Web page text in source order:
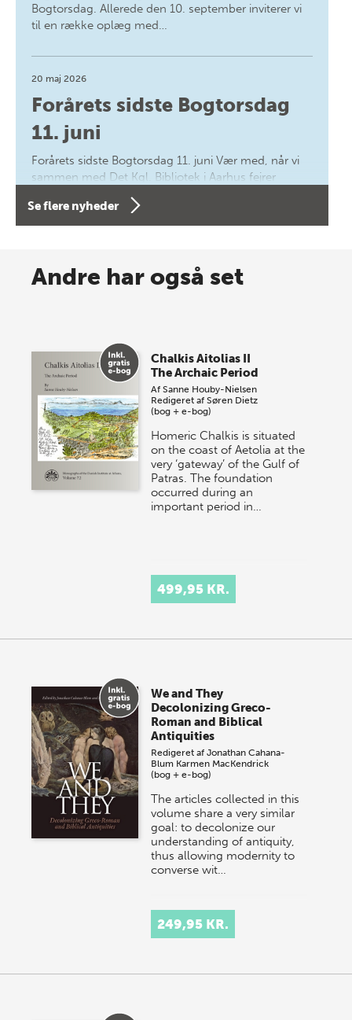
Bogtorsdag. Allerede den 10. september inviterer vi
til en række oplæg med…
20 maj 2026
Forårets sidste Bogtorsdag
11. juni
Forårets sidste Bogtorsdag 11. juni Vær med, når vi
sammen med Det Kgl. Bibliotek i Aarhus fejrer
forfatterne bag vores nyes…
Spar op til 70% til sommer-
store sommer-lagersalg, så sæt kryds i kalenderen
onsdag den 10. j…
Se flere nyheder
Andre har også set
Chalkis Aitolias II
The Archaic Period
AfSanne Houby-Nielsen
Redigeret afSøren Dietz
(bog + e-bog)
Homeric Chalkis is situated
on the coast of Aetolia at the
very ‘gateway’ of the Gulf of
Patras. The foundation
occurred during an
important period in…
499,95 KR.
We and They
Decolonizing Greco-
Roman and Biblical
Antiquities
Redigeret afJonathan Cahana-
Blum Karmen MacKendrick
(bog + e-bog)
The articles collected in this
volume share a very similar
goal: to decolonize our
understanding of antiquity,
thus allowing modernity to
converse wit…
249,95 KR.